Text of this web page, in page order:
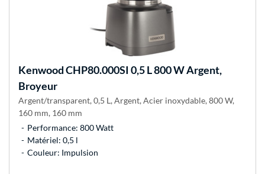
KenwoodCHP80.000SI 0,5 L 800 W Argent,
Broyeur
Argent/transparent, 0,5 L, Argent, Acier inoxydable, 800 W,
160 mm, 160 mm
Performance: 800 Watt
Matériel: 0,5 l
Couleur: Impulsion